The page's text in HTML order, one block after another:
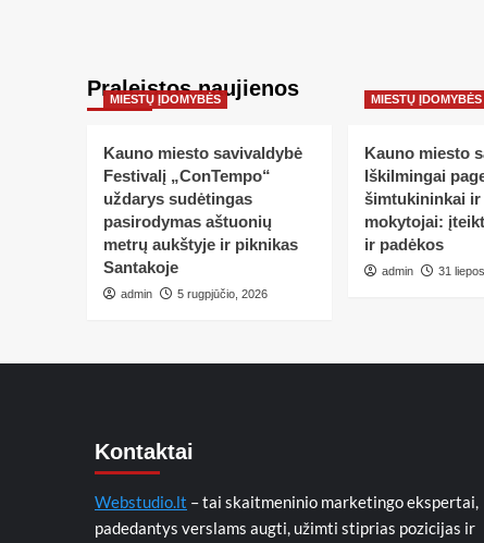
Praleistos naujienos
MIESTŲ ĮDOMYBĖS
Kauno miesto savivaldybė
Festivalį „ConTempo“
uždarys sudėtingas
pasirodymas aštuonių
metrų aukštyje ir piknikas
Santakoje
admin 5 rugpjūčio, 2026
MIESTŲ ĮDOMYBĖS
Kauno miesto
Iškilmingai
šimtukininkai ir
mokytojai:
ir padėkos
admin 31
Kontaktai
Webstudio.lt – tai skaitmeninio marketingo ekspertai,
padedantys verslams augti, užimti stiprias pozicijas ir